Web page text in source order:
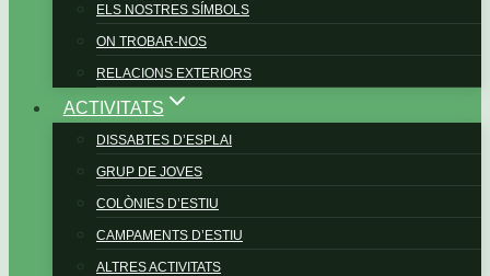
ELS NOSTRES SÍMBOLS
ON TROBAR-NOS
RELACIONS EXTERIORS
ACTIVITATS
DISSABTES D’ESPLAI
GRUP DE JOVES
COLÒNIES D’ESTIU
CAMPAMENTS D’ESTIU
ALTRES ACTIVITATS